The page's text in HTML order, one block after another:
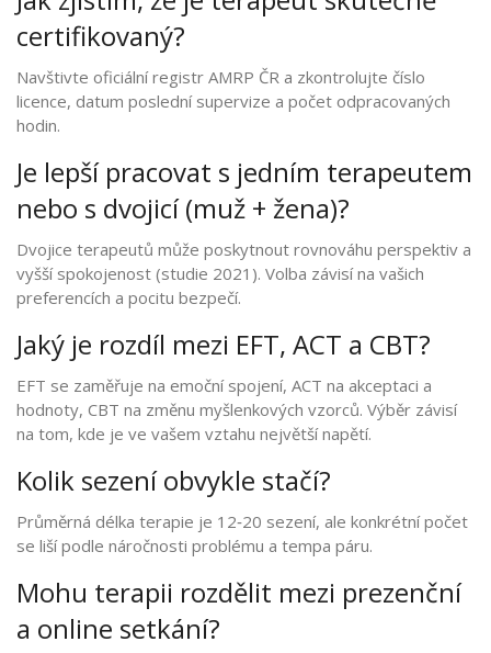
certifikovaný?
Navštivte oficiální registr AMRP ČR a zkontrolujte číslo
licence, datum poslední supervize a počet odpracovaných
hodin.
Je lepší pracovat s jedním terapeutem
nebo s dvojicí (muž + žena)?
Dvojice terapeutů může poskytnout rovnováhu perspektiv a
vyšší spokojenost (studie 2021). Volba závisí na vašich
preferencích a pocitu bezpečí.
Jaký je rozdíl mezi EFT, ACT a CBT?
EFT se zaměřuje na emoční spojení, ACT na akceptaci a
hodnoty, CBT na změnu myšlenkových vzorců. Výběr závisí
na tom, kde je ve vašem vztahu největší napětí.
Kolik sezení obvykle stačí?
Průměrná délka terapie je 12‑20 sezení, ale konkrétní počet
se liší podle náročnosti problému a tempa páru.
Mohu terapii rozdělit mezi prezenční
a online setkání?